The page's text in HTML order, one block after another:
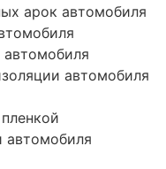
арок автомобиля
автомобиля
автомобиля